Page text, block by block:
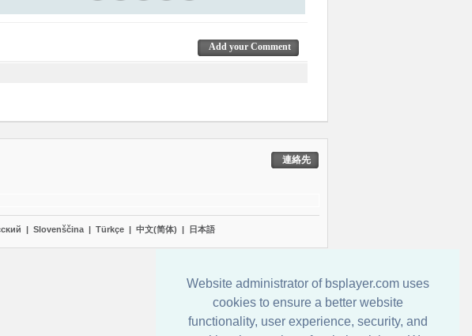
Website administrator of bsplayer.com uses
cookies to ensure a better website
functionality, user experience, security, and
Add your Comment
連絡先
| Slovenščina | Türkçe | 中文(简体) | 日本語